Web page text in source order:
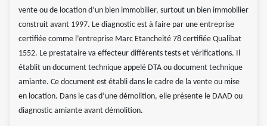
vente ou de location d’un bien immobilier, surtout un bien immobilier
construit avant 1997. Le diagnostic est à faire par une entreprise
certifiée comme l’entreprise Marc Etancheité 78 certifiée Qualibat
1552. Le prestataire va effecteur différents tests et vérifications. Il
établit un document technique appelé DTA ou document technique
amiante. Ce document est établi dans le cadre de la vente ou mise
en location. Dans le cas d’une démolition, elle présente le DAAD ou
diagnostic amiante avant démolition.